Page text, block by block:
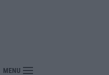
Giulio Grande
MENU